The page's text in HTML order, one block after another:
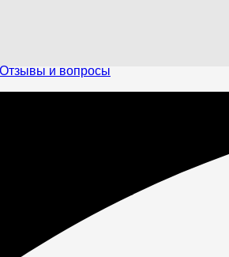
Отзывы и вопросы